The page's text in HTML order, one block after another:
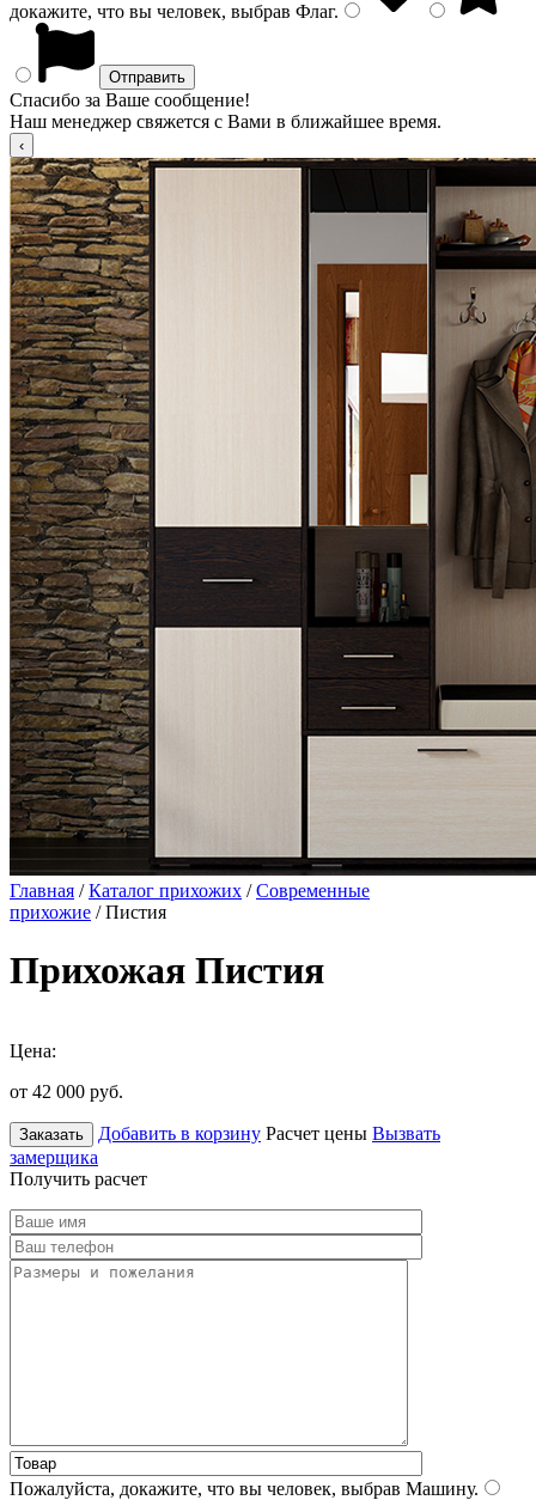
докажите, что вы человек, выбрав Флаг.
Спасибо за Ваше сообщение!
Наш менеджер свяжется с Вами в ближайшее время.
Главная /Каталог прихожих /Современные
прихожие / Пистия
Прихожая Пистия
Цена:
от 42 000 руб.
Заказать Добавить в корзину Расчет цены Вызвать
замерщика
Получить расчет
Пожалуйста, докажите, что вы человек, выбрав Машину.